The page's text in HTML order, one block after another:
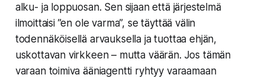
alku- ja loppuosan. Sen sijaan että järjestelmä
ilmoittaisi ”en ole varma”, se täyttää välin
todennäköisellä arvauksella ja tuottaa ehjän,
uskottavan virkkeen – mutta väärän. Jos tämän
varaan toimiva ääniagentti ryhtyy varaamaan